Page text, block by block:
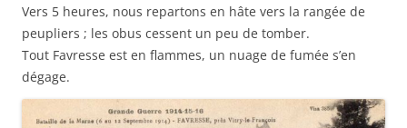
Vers 5 heures, nous repartons en hâte vers la rangée de
peupliers ; les obus cessent un peu de tomber.
Tout Favresse est en flammes, un nuage de fumée s’en
dégage.